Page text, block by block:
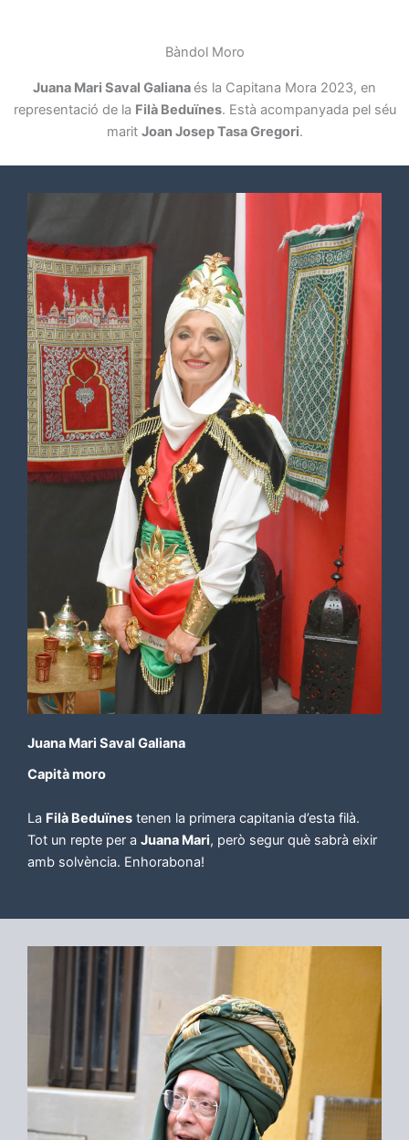
Bàndol Moro
Juana Mari Saval Galianaés la Capitana Mora 2023, en
representació de la Filà Beduïnes. Està acompanyada pel séu
marit Joan Josep Tasa Gregori.
Juana Mari Saval Galiana
Capità moro
La Filà Beduïnes tenen la primera capitania d’esta filà.
Tot un repte per a Juana Mari, però segur què sabrà eixir
amb solvència. Enhorabona!